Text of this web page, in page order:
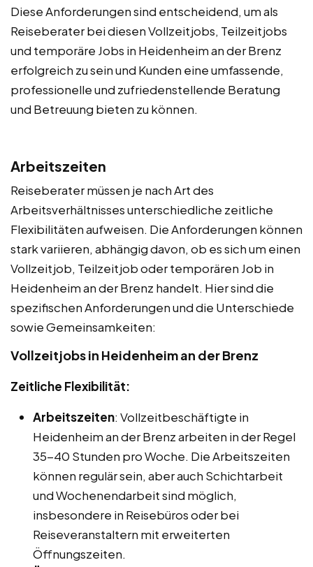
Diese Anforderungen sind entscheidend, um als
Reiseberater bei diesen Vollzeitjobs, Teilzeitjobs
und temporäre Jobs in Heidenheim an der Brenz
erfolgreich zu sein und Kunden eine umfassende,
professionelle und zufriedenstellende Beratung
und Betreuung bieten zu können.
Arbeitszeiten
Reiseberater müssen je nach Art des
Arbeitsverhältnisses unterschiedliche zeitliche
Flexibilitäten aufweisen. Die Anforderungen können
stark variieren, abhängig davon, ob es sich um einen
Vollzeitjob, Teilzeitjob oder temporären Job in
Heidenheim an der Brenz handelt. Hier sind die
spezifischen Anforderungen und die Unterschiede
sowie Gemeinsamkeiten:
Vollzeitjobs in Heidenheim an der Brenz
Zeitliche Flexibilität:
Arbeitszeiten: Vollzeitbeschäftigte in
Heidenheim an der Brenz arbeiten in der Regel
35-40 Stunden pro Woche. Die Arbeitszeiten
können regulär sein, aber auch Schichtarbeit
und Wochenendarbeit sind möglich,
insbesondere in Reisebüros oder bei
Reiseveranstaltern mit erweiterten
Öffnungszeiten.